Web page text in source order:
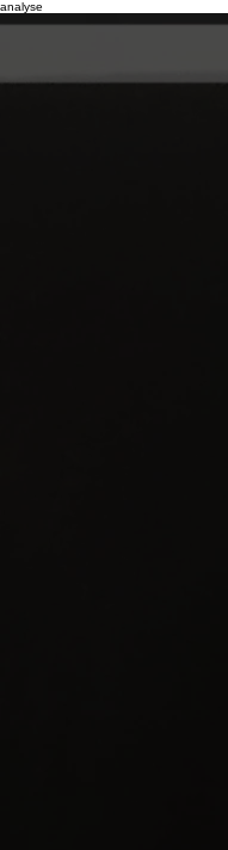
analyse